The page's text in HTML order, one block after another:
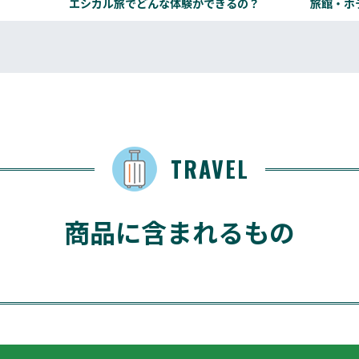
エシカル旅でどんな体験ができるの？ 旅館・
TRAVEL
商品に含まれるもの